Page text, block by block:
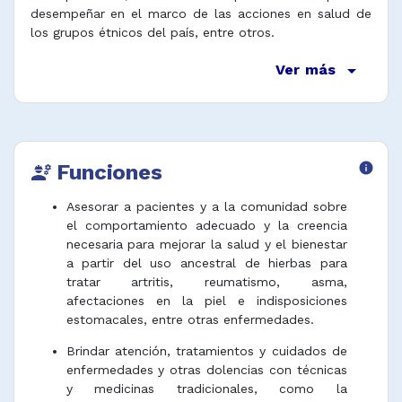
desempeñar en el marco de las acciones en salud de
los grupos étnicos del país, entre otros.
Ver más arrow_drop_down
engineering Funciones info
Asesorar a pacientes y a la comunidad sobre
el comportamiento adecuado y la creencia
necesaria para mejorar la salud y el bienestar
a partir del uso ancestral de hierbas para
tratar artritis, reumatismo, asma,
afectaciones en la piel e indisposiciones
estomacales, entre otras enfermedades.
Brindar atención, tratamientos y cuidados de
enfermedades y otras dolencias con técnicas
y medicinas tradicionales, como la